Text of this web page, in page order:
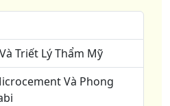
Triết Lý Thẩm Mỹ
Và Phong